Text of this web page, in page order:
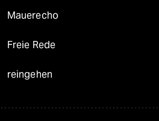
Mauerecho
Freie Rede
reingehen